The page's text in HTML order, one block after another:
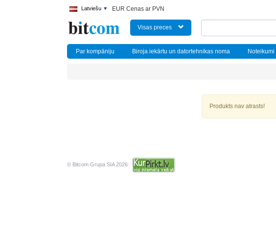
Latviešu EUR Cenas ar PVN
Visas preces
Par kompāniju Biroja iekārtu un datortehnikas noma Noteikumi
Produkts nav atrasts!
© Bitcom Grupa SIA 2026